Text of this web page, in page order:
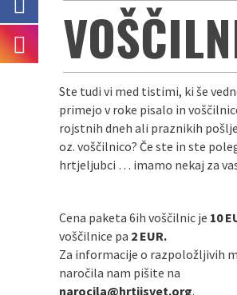
Ste tudi vi med tistimi, ki še
primejo v roke pisalo in
rojstnih dneh ali praznikih
oz. voščilnico? Če ste in ste
hrtjeljubci … imamo nekaj za
Cena paketa 6ih voščilnic je 10
voščilnice pa 2 EUR.
Za informacije o razpoložljivih
naročila nam pišite na
narocila@hrtjisvet.org.